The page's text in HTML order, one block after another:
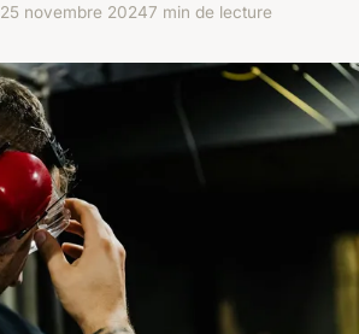
25 novembre 20247 min de lecture